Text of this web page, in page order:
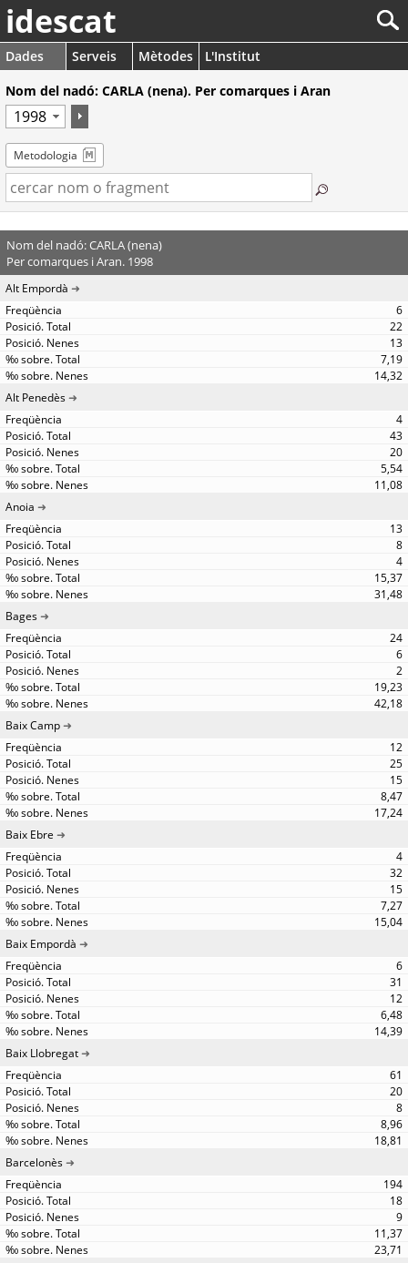
idescat
Dades Serveis Mètodes
L'Institut
Nom del nadó: CARLA (nena). Per comarques i Aran
Metodologia
Nom del nadó: CARLA (nena)
Per comarques i Aran. 1998
Alt Empordà
6
22
13
7,19
14,32
Alt Penedès
4
43
20
5,54
11,08
Anoia
13
8
4
15,37
31,48
Bages
24
6
2
19,23
42,18
Baix Camp
12
25
15
8,47
17,24
Baix Ebre
4
32
15
7,27
15,04
Baix Empordà
6
31
12
6,48
14,39
Baix Llobregat
61
20
8
8,96
18,81
Barcelonès
194
18
9
11,37
23,71